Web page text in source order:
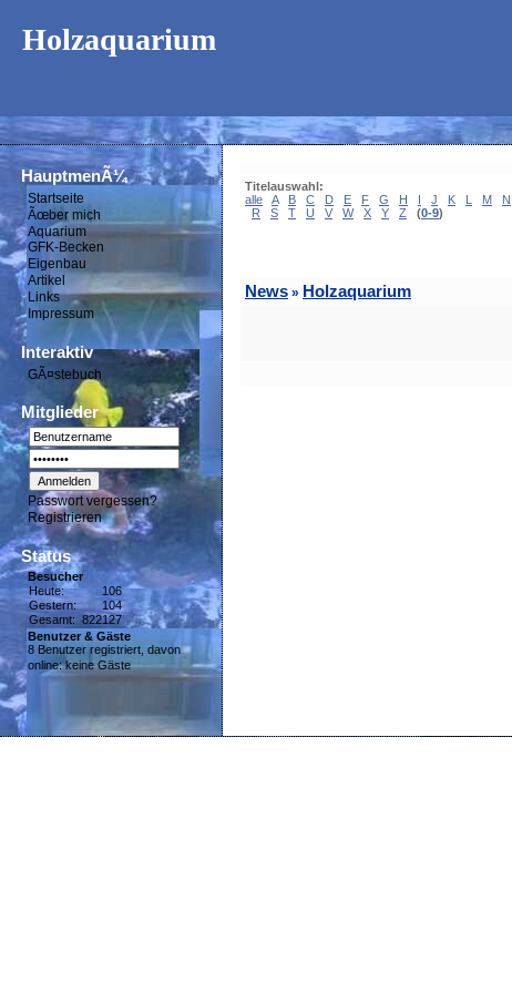
Holzaquarium
HauptmenÃ¼
Startseite
Ãœber mich
Aquarium
GFK-Becken
Eigenbau
Artikel
Links
Impressum
Interaktiv
GÃ¤stebuch
Mitglieder
Passwort vergessen?
Registrieren
Status
Besucher
Heute:
106
Gestern:
104
Gesamt: 822127
Benutzer & Gäste
8 Benutzer registriert, davon
online: keine Gäste
Titelauswahl:
alle
A B C D E F G H I J K L M N
R
S T U V W X Y Z (0-9)
News » Holzaquarium